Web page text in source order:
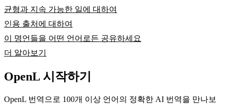
균형과 지속 가능한 일에 대하여
인용 출처에 대하여
이 명언들을 어떤 언어로든 공유하세요
더 알아보기
OpenL 시작하기
OpenL 번역으로 100개 이상 언어의 정확한 AI 번역을 만나보